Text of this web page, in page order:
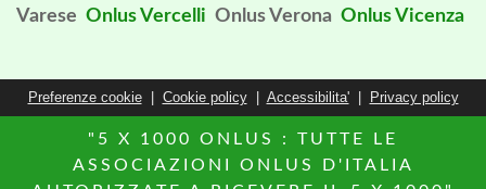
Varese Onlus Vercelli Onlus Verona Onlus Vicenza
Preferenze cookie| Cookie policy| Accessibilita'| Privacy policy
"5 X 1000 ONLUS : TUTTE LE
ASSOCIAZIONI ONLUS D'ITALIA